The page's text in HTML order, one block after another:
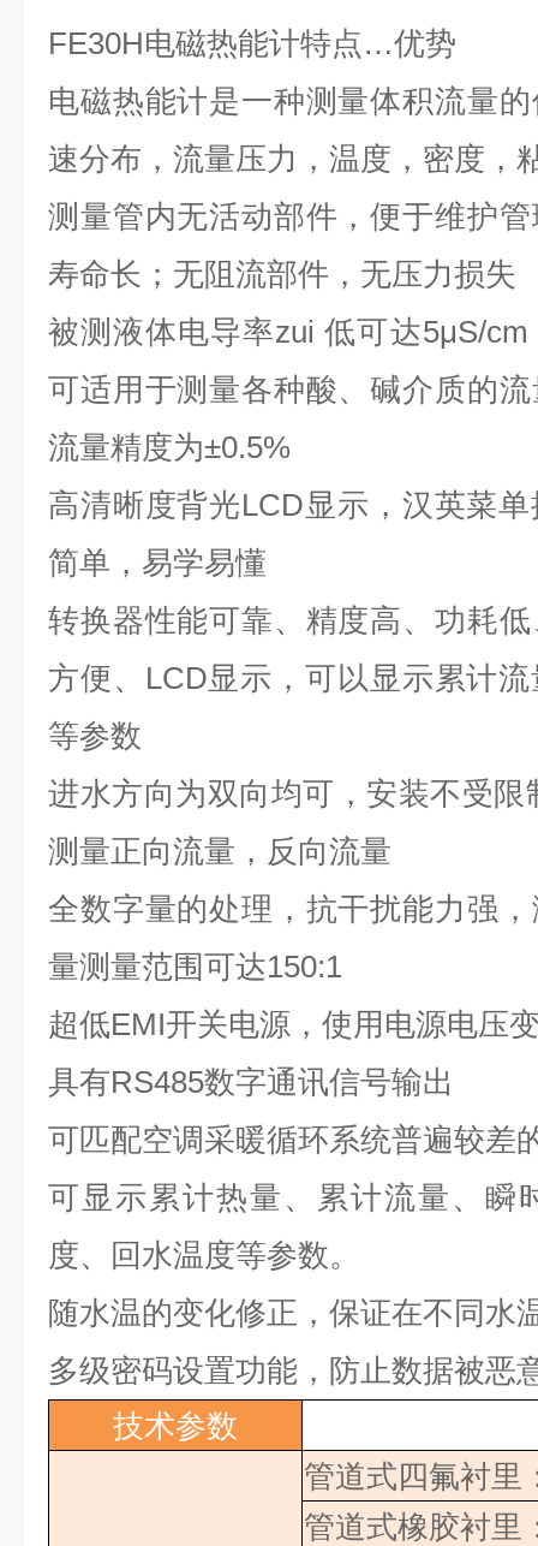
FE30H电磁热能计特点…优势
电磁热能计是一种测量体积流量
速分布，流量压力，温度，密度，
测量管内无活动部件，便于维护
寿命长；无阻流部件，无压力损失
被测液体电导率zui 低可达5μS/cm
可适用于测量各种酸、碱介质的
流量精度为±0.5%
高清晰度背光LCD显示，汉英菜
简单，易学易懂
转换器性能可靠、精度高、功耗
方便、 LCD显示，可以显示累计
等参数
进水方向为双向均可，安装不受限
测量正向流量，反向流量
全数字量的处理，抗干扰能力强
量测量范围可达150:1
超低EMI开关电源，使用电源电压
具有RS485数字通讯信号输出
可匹配空调采暖循环系统普遍较差
可显示累计热量、累计流量、瞬
度、回水温度等参数。
随水温的变化修正，保证在不同水
多级密码设置功能，防止数据被恶
技术参数
管道式四氟衬里
管道式橡胶衬里